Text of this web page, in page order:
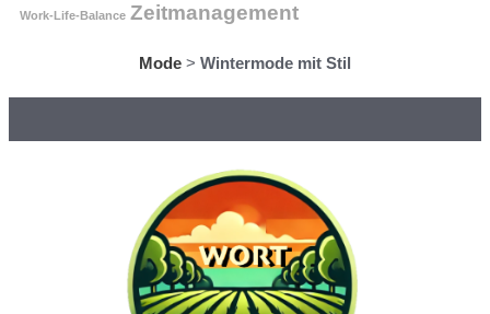
Work-Life-Balance Zeitmanagement
Mode > Wintermode mit Stil